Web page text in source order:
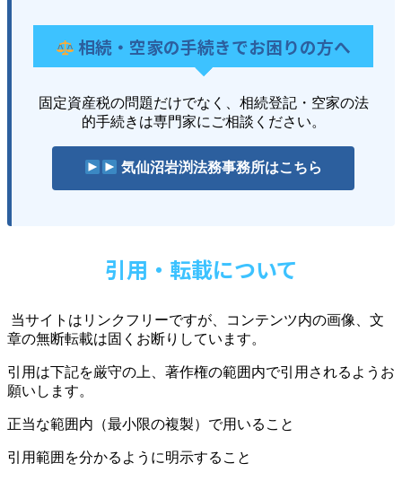
相続・空家の手続きでお困りの方へ
固定資産税の問題だけでなく、相続登記・空家の法
的手続きは専門家にご相談ください。
気仙沼岩渕法務事務所はこちら
引用・転載について
当サイトはリンクフリーですが、コンテンツ内の画像、文
章の無断転載は固くお断りしています。
引用は下記を厳守の上、著作権の範囲内で引用されるようお
願いします。
正当な範囲内（最小限の複製）で用いること
引用範囲を分かるように明示すること